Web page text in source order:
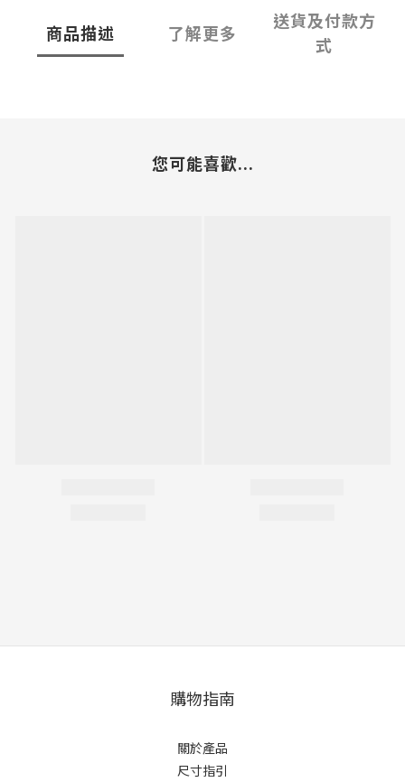
商品描述 了解更多
送貨及付款方
式
您可能喜歡...
購物指南
關於產品
尺寸指引